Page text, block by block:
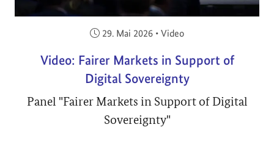
Veröffentlicht am:
29. Mai 2026 • Video
Video: Fairer Markets in Support of
Digital Sovereignty
Panel "Fairer Markets in Support of Digital
Sovereignty"